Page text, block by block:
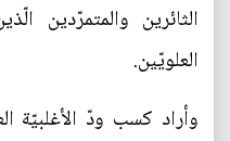
الثائرين والمتمرّدين
العلويّين.
وأراد كسب ودّ الأغلبيّة